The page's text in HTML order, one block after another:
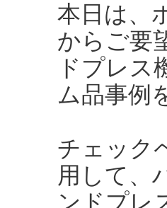
本日は、
からご要
ドプレス
ム品事例
チェック
用して、
ンドプレ